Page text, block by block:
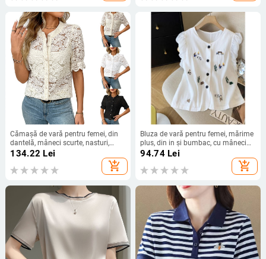
Cămașă de vară pentru femei, din
dantelă, mâneci scurte, nasturi,
imprimeu floral, croială lejeră, guler
rotund, din bumbac-poliester
134.22 Lei
add_shopping_cart
Bluza de vară pentru femei, mărime
plus, din in și bumbac, cu mâneci
bufante și cardigan scurt din in-
94.74Lei
add_shopping_cart